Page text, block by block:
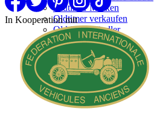
Oldtimer Marken
Oldtimer verkaufen
Oldtimer Händler
In Kooperation mit